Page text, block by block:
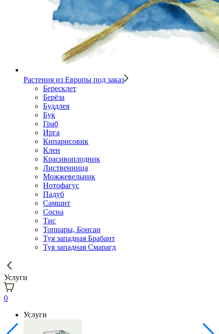
Растения из Европы под заказ
Бересклет
Берёза
Буддлея
Бук
Граб
Ирга
Кипарисовик
Клен
Красивоплодник
Лиственница
Можжевельник
Нотофагус
Падуб
Самшит
Сосна
Тис
Топиары, Бонсаи
Туя западная Брабант
Туя западная Смарагд
Услуги
0
Услуги